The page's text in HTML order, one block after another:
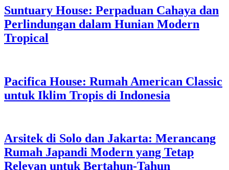
Suntuary House: Perpaduan Cahaya dan
Perlindungan dalam Hunian Modern
Tropical
Pacifica House: Rumah American Classic
untuk Iklim Tropis di Indonesia
Arsitek di Solo dan Jakarta: Merancang
Rumah Japandi Modern yang Tetap
Relevan untuk Bertahun-Tahun